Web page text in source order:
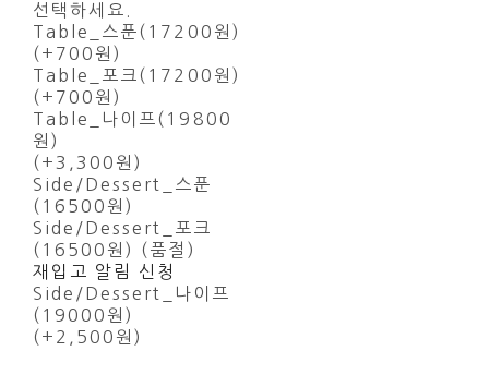
선택하세요.
Table_스푼(17200원)
(+700원)
Table_포크(17200원)
(+700원)
Table_나이프(19800
원)
(+3,300원)
Side/Dessert_스푼
(16500원)
Side/Dessert_포크
(16500원) (품절)
재입고 알림 신청
Side/Dessert_나이프
(19000원)
(+2,500원)